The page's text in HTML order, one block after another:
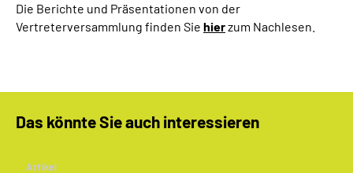
Die Berichte und Präsentationen von der
Vertreterversammlung finden Sie hierzum Nachlesen.
Das könnte Sie auch interessieren
Artikel